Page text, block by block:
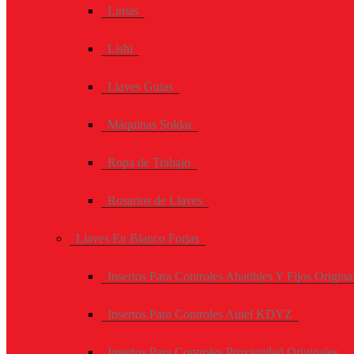
Limas
Lishi
Llaves Guias
Máquinas Soldar
Ropa de Trabajo
Rosarios de Llaves
Llaves En Blanco Forjas
Insertos Para Controles Abatibles Y Fijos
Insertos Para Controles Autel KDYZ